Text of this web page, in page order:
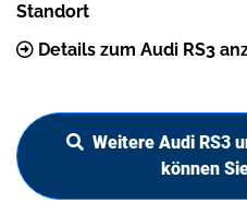
Standort
Details zum Audi RS3
Weitere Audi RS3
können